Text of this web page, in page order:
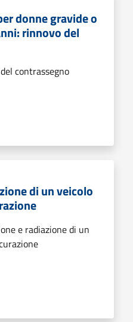
donne gravide o
rinnovo del
contrassegno
di un veicolo
e radiazione di un